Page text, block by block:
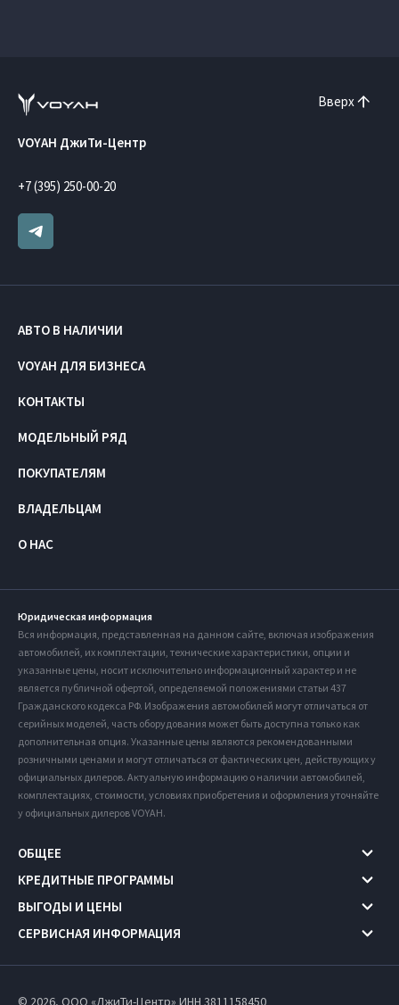
Вверх
VOYAH ДжиТи-Центр
+7 (395) 250-00-20
АВТО В НАЛИЧИИ
VOYAH ДЛЯ БИЗНЕСА
КОНТАКТЫ
МОДЕЛЬНЫЙ РЯД
ПОКУПАТЕЛЯМ
ВЛАДЕЛЬЦАМ
О НАС
Юридическая информация
Вся информация, представленная на данном сайте, включая изображения
автомобилей, их комплектации, технические характеристики, опции и
указанные цены, носит исключительно информационный характер и не
является публичной офертой, определяемой положениями статьи 437
Гражданского кодекса РФ. Изображения автомобилей могут отличаться от
серийных моделей, часть оборудования может быть доступна только как
дополнительная опция. Указанные цены являются рекомендованными
розничными ценами и могут отличаться от фактических цен, действующих у
официальных дилеров. Актуальную информацию о наличии автомобилей,
комплектациях, стоимости, условиях приобретения и оформления уточняйте
у официальных дилеров VOYAH.
ОБЩЕЕ
КРЕДИТНЫЕ ПРОГРАММЫ
ВЫГОДЫ И ЦЕНЫ
СЕРВИСНАЯ ИНФОРМАЦИЯ
© 2026, ООО «ДжиТи-Центр» ИНН 3811158450